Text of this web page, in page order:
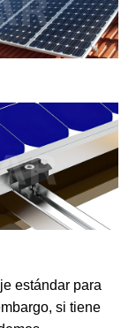
estándar para
si tiene